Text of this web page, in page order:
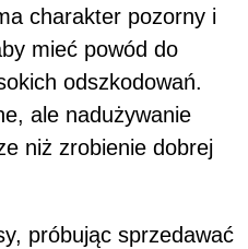
charakter pozorny i
mieć powód do
odszkodowań.
ale nadużywanie
niż zrobienie dobrej
próbując sprzedawać